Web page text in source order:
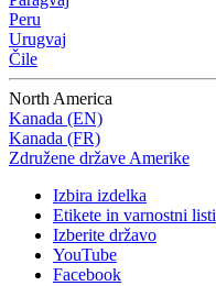
Peru
Urugvaj
Čile
North America
Kanada (EN)
Kanada (FR)
Združene države Amerike
Izbira izdelka
Etikete in varnostni listi
Izberite državo
YouTube
Facebook